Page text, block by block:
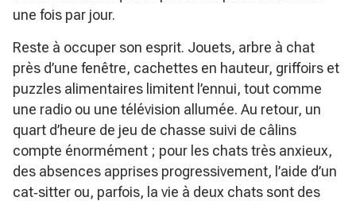
une fois par jour.
Reste à occuper son esprit. Jouets, arbre à chat
près d’une fenêtre, cachettes en hauteur, griffoirs et
puzzles alimentaires limitent l’ennui, tout comme
une radio ou une télévision allumée. Au retour, un
quart d’heure de jeu de chasse suivi de câlins
compte énormément ; pour les chats très anxieux,
des absences apprises progressivement, l’aide d’un
cat‑sitter ou, parfois, la vie à deux chats sont des